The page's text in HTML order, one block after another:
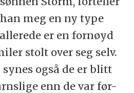
meg en ny type
er en fornøyd
stolt over seg selv.
også de er blitt
enn de var før-